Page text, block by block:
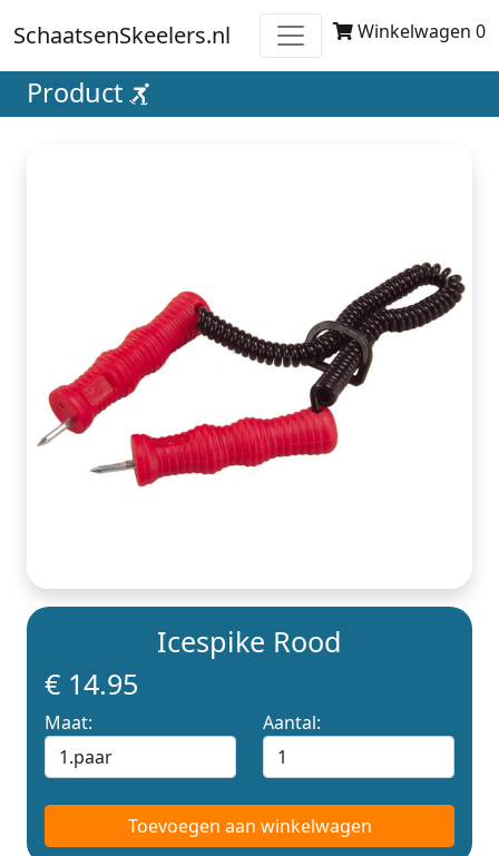
SchaatsenSkeelers.nl Winkelwagen 0
Product
Icespike Rood
€ 14.95
Maat: Aantal:
Toevoegen aan winkelwagen